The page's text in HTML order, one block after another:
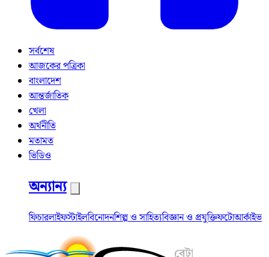
সর্বশেষ
আজকের পত্রিকা
বাংলাদেশ
আন্তর্জাতিক
খেলা
অর্থনীতি
মতামত
ভিডিও
অন্যান্য
ফিচারলাইফস্টাইলবিনোদনশিল্প ও সাহিত্যবিজ্ঞান ও প্রযুক্তিফটোআর্কাইভ